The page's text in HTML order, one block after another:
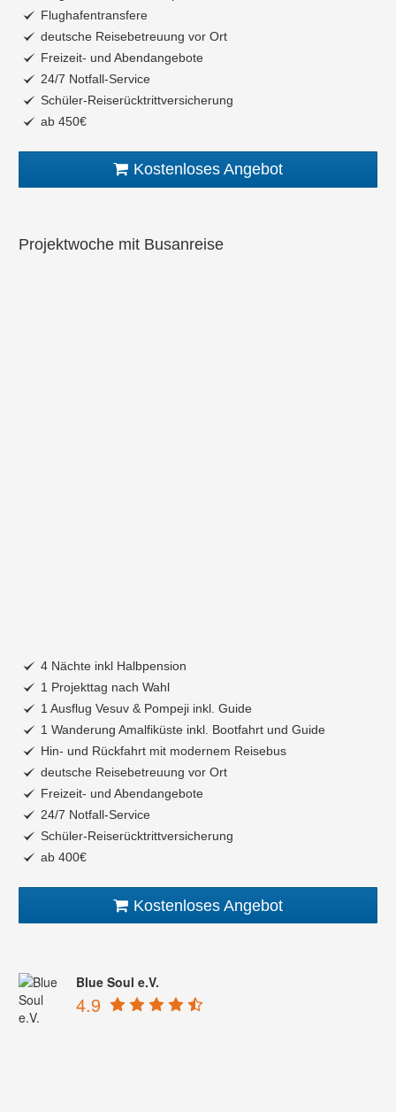
Flughafentransfere
deutsche Reisebetreuung vor Ort
Freizeit- und Abendangebote
24/7 Notfall-Service
Schüler-Reiserücktrittversicherung
ab 450€
Kostenloses Angebot
Projektwoche mit Busanreise
4 Nächte inkl Halbpension
1 Projekttag nach Wahl
1 Ausflug Vesuv & Pompeji inkl. Guide
1 Wanderung Amalfiküste inkl. Bootfahrt und Guide
Hin- und Rückfahrt mit modernem Reisebus
deutsche Reisebetreuung vor Ort
Freizeit- und Abendangebote
24/7 Notfall-Service
Schüler-Reiserücktrittversicherung
ab 400€
Kostenloses Angebot
Blue Soul e.V.
4.9